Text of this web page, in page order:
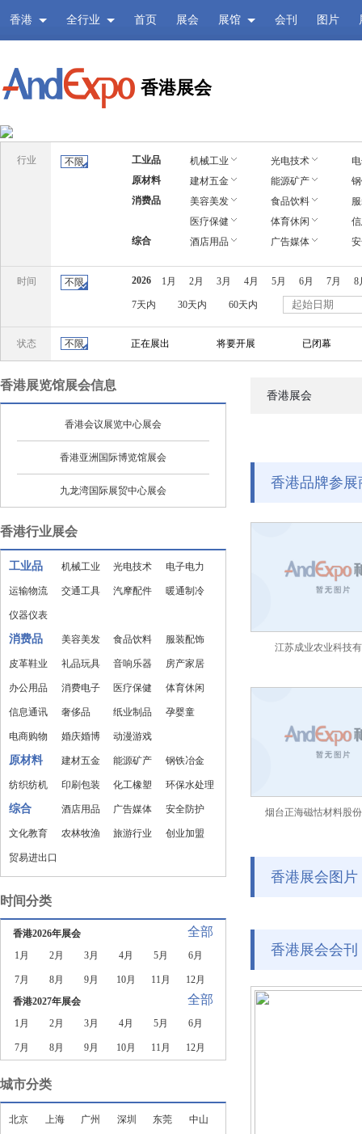
香港 全行业 首页 展会 展馆 会刊 图片
香港展会
行业 不限 工业品 机械工业 光电技术
原材料
建材五金 能源矿产
消费品
美容美发 食品饮料
医疗保健
体育休闲
综合
酒店用品 广告媒体
时间 不限 2026 1月 2月 3月 4月 5月 6月 7月 8
7天内 30天内 60天内
状态 不限 正在展出 将要开展 已闭幕
香港展会
香港品牌参展
江苏成业农业科技
烟台正海磁怙材料股
香港展会图片
香港展会会刊
香港展览馆展会信息
香港会议展览中心展会
香港亚洲国际博览馆展会
九龙湾国际展贸中心展会
香港行业展会
工业品 机械工业 光电技术 电子电力
运输物流 交通工具 汽摩配件 暖通制冷
仪器仪表
消费品 美容美发 食品饮料 服装配饰
皮革鞋业 礼品玩具 音响乐器 房产家居
办公用品 消费电子 医疗保健 体育休闲
信息通讯 奢侈品 纸业制品 孕婴童
电商购物 婚庆婚博 动漫游戏
原材料 建材五金 能源矿产 钢铁冶金
纺织纺机 印刷包装 化工橡塑 环保水处理
综合 酒店用品 广告媒体 安全防护
文化教育 农林牧渔 旅游行业 创业加盟
贸易进出口
时间分类
香港2026年展会 全部
1月 2月 3月 4月 5月 6月
7月 8月 9月 10月 11月
12月
香港2027年展会
全部
1月 2月 3月 4月 5月 6月
7月 8月 9月 10月 11月 12月
城市分类
北京 上海 广州 深圳 东莞 中山